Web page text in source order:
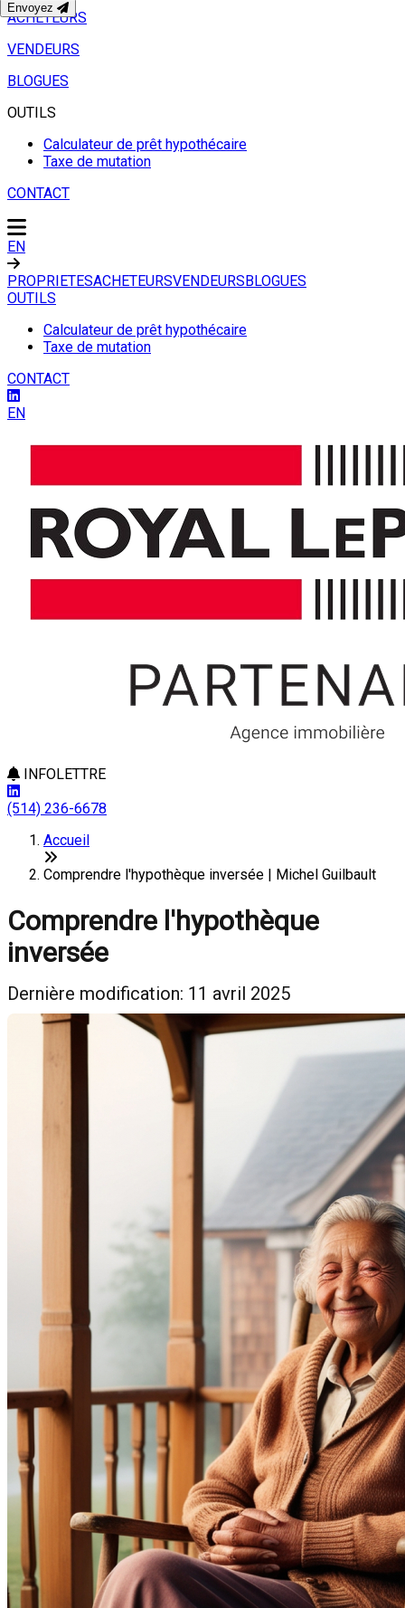
ACHETEURS
VENDEURS
BLOGUES
OUTILS
Calculateur de prêt hypothécaire
Taxe de mutation
CONTACT
EN
PROPRIETESACHETEURSVENDEURSBLOGUES
OUTILS
Calculateur de prêt hypothécaire
Taxe de mutation
CONTACT
EN
INFOLETTRE
(514) 236-6678
Accueil
Comprendre l'hypothèque inversée | Michel Guilbault
Comprendre l'hypothèque
inversée
Dernière modification: 11 avril 2025
Envoyez